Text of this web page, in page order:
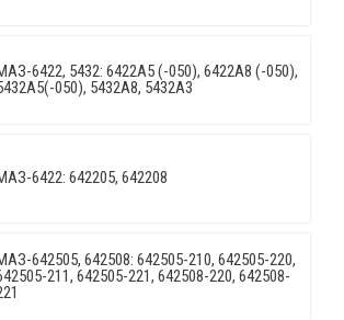
6422, 5432: 6422A5 (-050), 6422A8 (-050),
050), 5432A8, 5432A3
6422: 642205, 642208
642505, 642508: 642505-210, 642505-220,
211, 642505-221, 642508-220, 642508-